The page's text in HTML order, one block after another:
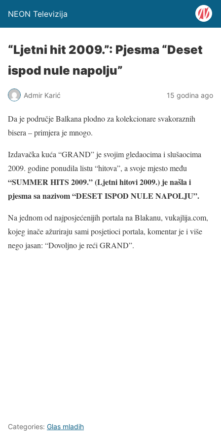
NEON Televizija
“Ljetni hit 2009.”: Pjesma “Deset
ispod nule napolju”
Admir Karić 15 godina ago
Da je područje Balkana plodno za kolekcionare svakoraznih
bisera – primjera je mnogo.
Izdavačka kuća “GRAND” je svojim gledaocima i slušaocima
2009. godine ponudila listu “hitova”, a svoje mjesto među
“SUMMER HITS 2009.” (Ljetni hitovi 2009.) je našla i
pjesma sa nazivom “DESET ISPOD NULE NAPOLJU”.
Na jednom od najposjećenijih portala na Blakanu, vukajlija.com,
kojeg inače ažuriraju sami posjetioci portala, komentar je i više
nego jasan: “Dovoljno je reći GRAND”.
Categories: Glas mladih